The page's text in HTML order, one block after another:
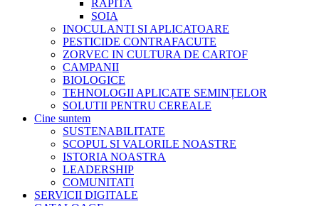
RAPITA
SOIA
INOCULANTI SI APLICATOARE
PESTICIDE CONTRAFACUTE
ZORVEC IN CULTURA DE CARTOF
CAMPANII
BIOLOGICE
TEHNOLOGII APLICATE SEMINȚELOR
SOLUTII PENTRU CEREALE
Cine suntem
SUSTENABILITATE
SCOPUL SI VALORILE NOASTRE
ISTORIA NOASTRA
LEADERSHIP
COMUNITATI
SERVICII DIGITALE